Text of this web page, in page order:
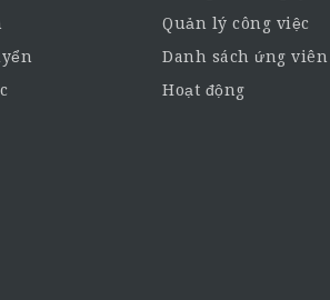
Quản lý công việc
Danh sách ứng viên
Hoạt động